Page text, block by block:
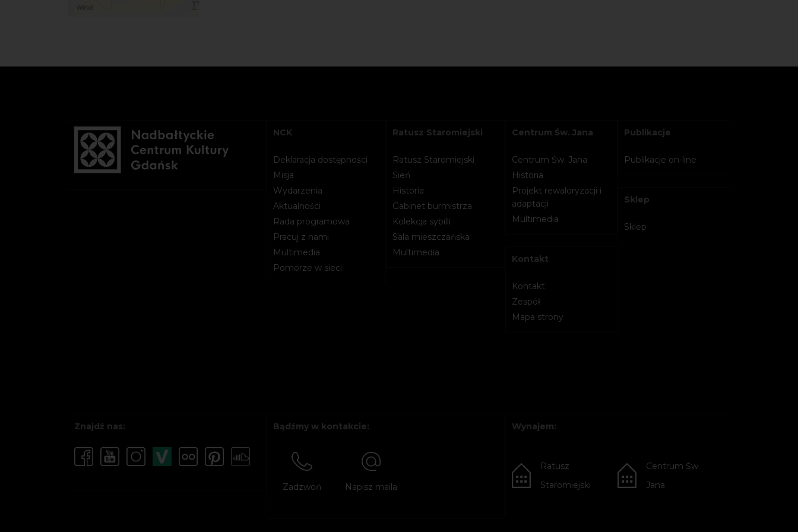
NCK
Deklaracja dostępności
Misja
Wydarzenia
Aktualności
Rada programowa
Pracuj z nami
Multimedia
Pomorze w sieci
Ratusz Staromiejski
Ratusz Staromiejski
Sień
Historia
Gabinet burmistrza
Kolekcja sybilli
Sala mieszczańska
Multimedia
Centrum Św. Jana
Centrum Św. Jana
Historia
Projekt rewaloryzacji i
adaptacji
Multimedia
Kontakt
Kontakt
Zespół
Mapa strony
Publikacje
Publikacje on-line
Sklep
Sklep
Znajdź nas: Bądźmy w kontakcie:
Zadzwoń Napisz maila
Wynajem:
Ratusz
Staromiejski
Centrum Św.
Jana